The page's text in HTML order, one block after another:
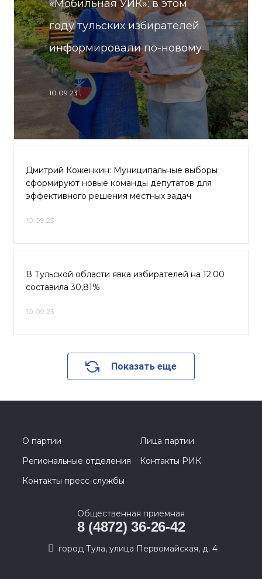
«Мобильная УИК»: в этом
году тульских избирателей
информировали по-новому
10.09.23
Дмитрий Коженкин: Муниципальные выборы
сформируют новые команды депутатов для
эффективного решения местных задач
10.09.23
В Тульской области явка избирателей на 12.00
составила 30,81%
10.09.23
Показать еще
О партии
Лица партии
Региональные отделения
Контакты РИК
Контакты пресс-службы
Общественная приемная
8 (4872) 36-26-42
город Тула, улица Первомайская, д. 4